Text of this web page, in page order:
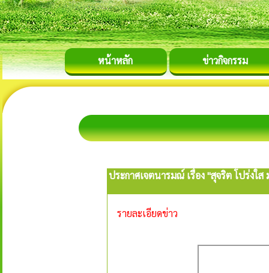
หน้าหลัก ข่าวกิจกรรม
ประกาศเจตนารมณ์ เรื่อง "สุจริต โปร่ง
รายละเอียดข่าว